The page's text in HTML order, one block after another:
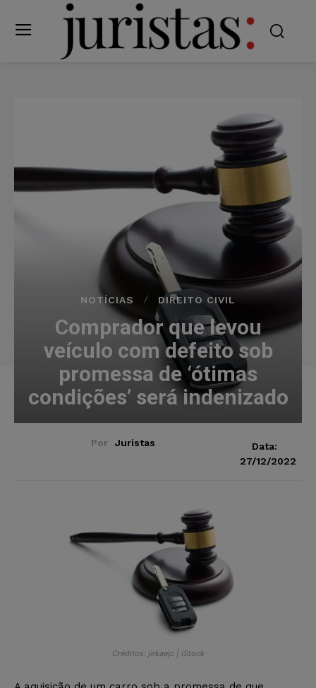
NOTÍCIAS DIREITO CIVIL
Comprador que levou
veículo com defeito sob
promessa de ‘ótimas
condições’ será indenizado
Por Juristas
Data:
27/12/2022
Créditos: jirkaejc | iStock